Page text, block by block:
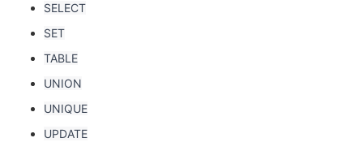
SELECT
SET
TABLE
UNION
UNIQUE
UPDATE